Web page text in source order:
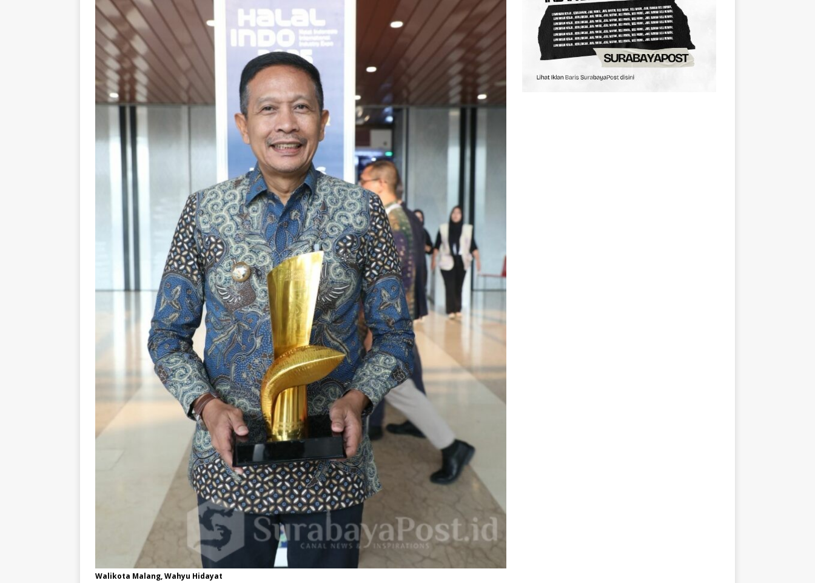
Walikota Malang, Wahyu Hidayat